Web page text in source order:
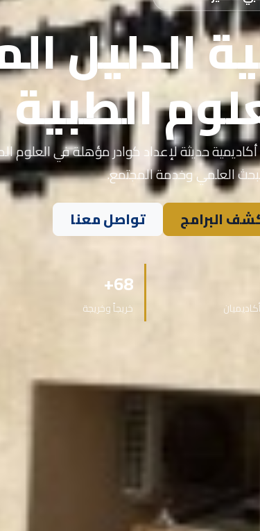
الدليل
الطبية
حديثة لإعداد كوادر مؤهلة في العلوم
العلمي وخدمة المجتمع.
البرامج تواصل معنا
68+
خريجاً وخريجة